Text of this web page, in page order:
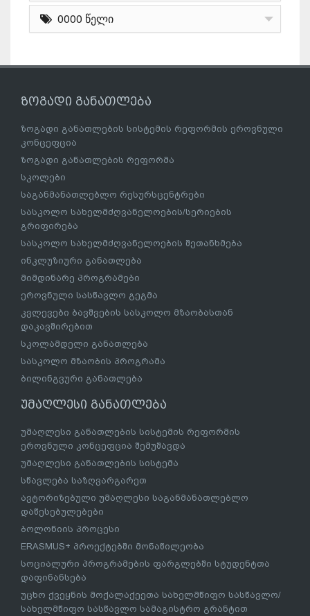
0000 წელი
ზოგადი განათლება
ზოგადი განათლების სისტემის რეფორმის ეროვნული
კონცეფცია
ზოგადი განათლების რეფორმა
სკოლები
საგანმანათლებლო რესურსცენტრები
სასკოლო სახელმძღვანელოების/სერიების
გრიფირება
სასკოლო სახელმძღვანელოების შეთანხმება
ინკლუზიური განათლება
მიმდინარე პროგრამები
ეროვნული სასწავლო გეგმა
კვლევები ბავშვების სასკოლო მზაობასთან
დაკავშირებით
სკოლამდელი განათლება
სასკოლო მზაობის პროგრამა
ბილინგვური განათლება
უმაღლესი განათლება
უმაღლესი განათლების სისტემის რეფორმის
ეროვნული კონცეფცია შემუშავდა
უმაღლესი განათლების სისტემა
სწავლება საზღვარგარეთ
ავტორიზებული უმაღლესი საგანმანათლებლო
დაწესებულებები
ბოლონიის პროცესი
ERASMUS+ პროექტებში მონაწილეობა
სოციალური პროგრამების ფარგლებში სტუდენტთა
დაფინანსება
უცხო ქვეყნის მოქალაქეეთა სახელმწიფო სასწავლო/
სახელმწიფო სასწავლო სამაგისტრო გრანტით